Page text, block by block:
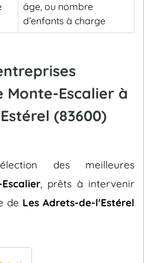
âge, ou nombre
d’enfants à charge
Escalier à
(83600)
des meilleures
, prêts à intervenir
de Les Adrets-de-l'Estérel